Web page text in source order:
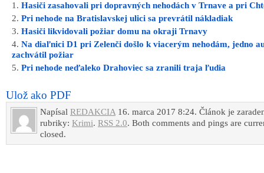
Hasiči zasahovali pri dopravných nehodách v Trnave a pri
Pri nehode na Bratislavskej ulici sa prevrátil nákladiak
Hasiči likvidovali požiar domu na okraji Trnavy
Na diaľnici D1 pri Zelenči došlo k viacerým nehodám, jedno
zachvátil požiar
Pri nehode neďaleko Drahoviec sa zranili traja ľudia
Ulož ako PDF
Napísal REDAKCIA16. marca 2017 8:24. Článok je
rubriky: Krimi. RSS 2.0. Both comments and pings are
closed.